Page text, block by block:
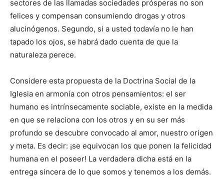
sectores de las llama­das sociedades prósperas no son
felices y compensan consumiendo drogas y otros
alucinógenos. Se­gundo, si a usted todavía no le han
tapado los ojos, se habrá dado cuenta de que la
naturaleza perece.
Considere esta propuesta de la Doctrina Social de la
Iglesia en armonía con otros pensamientos: el ser
humano es intrínsecamente sociable, existe en la medida
en que se relaciona con los otros y en su ser más
profundo se descubre convocado al amor, nuestro origen
y meta. Es decir: ¡se equivocan los que ponen la felicidad
humana en el poseer! La verdadera dicha está en la
entrega sincera de lo que somos y tenemos a los demás.